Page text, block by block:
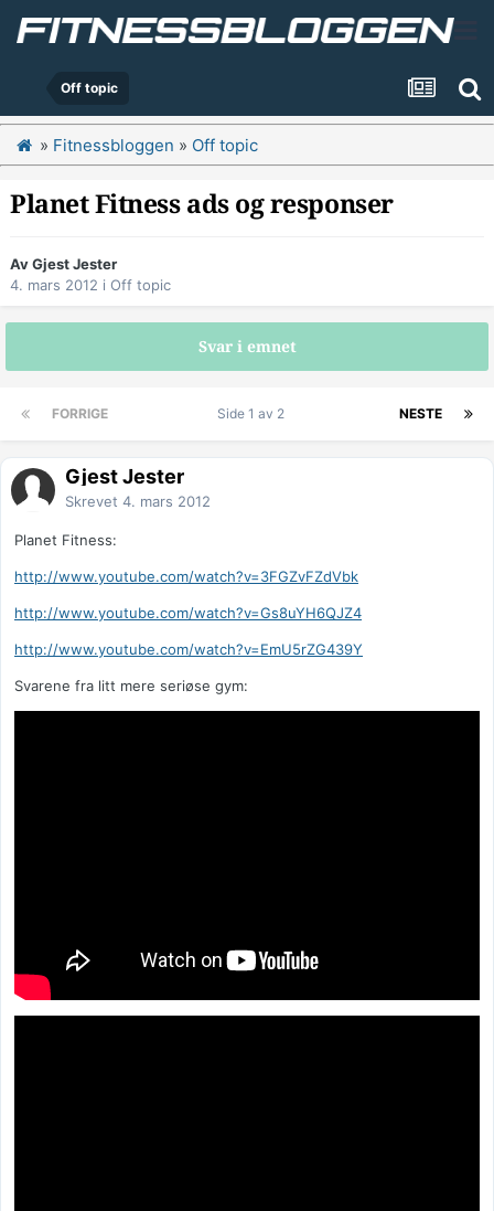
Off topic
» Fitnessbloggen » Off topic
Planet Fitness ads og responser
Av Gjest Jester
4. mars 2012 i Off topic
Svar i emnet
FORRIGE NESTE
Side 1 av 2
Gjest Jester
Skrevet 4. mars 2012
Planet Fitness:
http://www.youtube.com/watch?v=3FGZvFZdVbk
http://www.youtube.com/watch?v=Gs8uYH6QJZ4
http://www.youtube.com/watch?v=EmU5rZG439Y
Svarene fra litt mere seriøse gym: